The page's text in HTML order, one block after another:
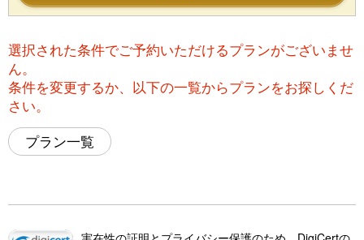
選択された条件でご予約いただけるプランがございませ
ん。
条件を変更するか、以下の一覧からプランをお探しくだ
さい。
プラン一覧